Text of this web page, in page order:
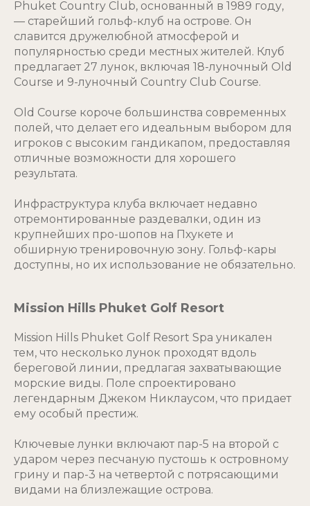
Phuket Country Club, основанный в 1989 году,
— старейший гольф-клуб на острове. Он
славится дружелюбной атмосферой и
популярностью среди местных жителей. Клуб
предлагает 27 лунок, включая 18-луночный Old
Course и 9-луночный Country Club Course.
Old Course короче большинства современных
полей, что делает его идеальным выбором для
игроков с высоким гандикапом, предоставляя
отличные возможности для хорошего
результата.
Инфраструктура клуба включает недавно
отремонтированные раздевалки, один из
крупнейших про-шопов на Пхукете и
обширную тренировочную зону. Гольф-кары
доступны, но их использование не обязательно.
Mission Hills Phuket Golf Resort
Mission Hills Phuket Golf Resort Spa уникален
тем, что несколько лунок проходят вдоль
береговой линии, предлагая захватывающие
морские виды. Поле спроектировано
легендарным Джеком Никлаусом, что придает
ему особый престиж.
Ключевые лунки включают пар-5 на второй с
ударом через песчаную пустошь к островному
грину и пар-3 на четвертой с потрясающими
видами на близлежащие острова.